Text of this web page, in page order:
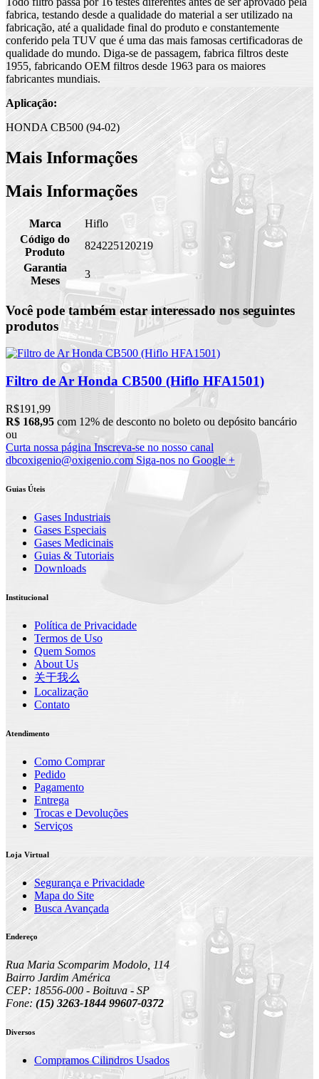
fabrica, testando desde a qualidade do material a ser utilizado na
fabricação, até a qualidade final do produto e constantemente
conferido pela TUV que é uma das mais famosas certificadoras de
qualidade do mundo. Diga-se de passagem, fabrica filtros deste
1955, fabricando OEM filtros desde 1963 para os maiores
fabricantes mundiais.
Aplicação:
HONDA CB500 (94-02)
Mais Informações
Mais Informações
Marca
Hiflo
Código do
Produto
824225120219
Garantia
Meses
3
Você pode também estar interessado nos seguintes
produtos
Filtro de Ar Honda CB500 (Hiflo HFA1501)
R$191,99
R$ 168,95 com 12% de desconto no boleto ou depósito bancário
ou
Curta nossa página Inscreva-se no nosso canal
dbcoxigenio@oxigenio.com Siga-nos no Google +
Guias Úteis
Gases Industriais
Gases Especiais
Gases Medicinais
Guias & Tutoriais
Downloads
Institucional
Política de Privacidade
Termos de Uso
Quem Somos
About Us
关于我么
Localização
Contato
Atendimento
Como Comprar
Pedido
Pagamento
Entrega
Trocas e Devoluções
Serviços
Loja Virtual
Segurança e Privacidade
Mapa do Site
Busca Avançada
Endereço
Rua Maria Scomparim Modolo, 114
Bairro Jardim América
CEP: 18556-000 - Boituva - SP
Fone: (15) 3263-1844 99607-0372
Diversos
Compramos Cilindros Usados